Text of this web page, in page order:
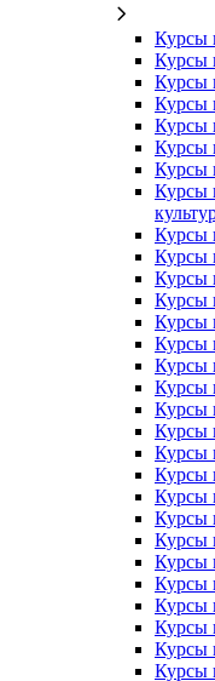
Курсы
Курсы
Курсы
Курсы
Курсы
Курсы
Курсы
Курсы
Курсы
Курсы
Курсы
Курсы
Курсы
Курсы
Курсы
Курсы
Курсы
Курсы
Курсы
Курсы
Курсы
Курсы
Курсы
Курсы
Курсы
Курсы
Курсы
Курсы
Курсы